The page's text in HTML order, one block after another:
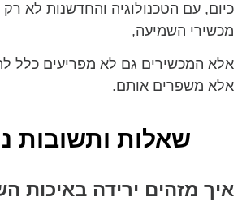
כיום, עם הטכנולוגיה והחדשנות לא
מכשירי השמיעה,
אלא המכשירים גם לא מפריעים כלל
אלא משפרים אותם.
שאלות ותשובות
איך מזהים ירידה באיכות